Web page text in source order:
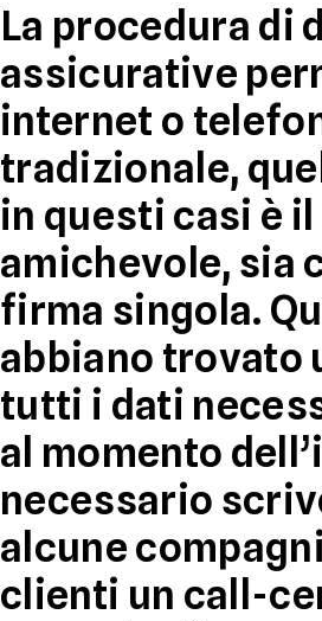
La procedura di
assicurative
internet o
tradizionale,
in questi casi è il
amichevole, sia
firma singola.
abbiano trovato
tutti i dati
al momento
necessario
alcune
clienti un call-